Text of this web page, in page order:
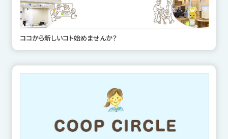
ココから新しいコト始めませんか？